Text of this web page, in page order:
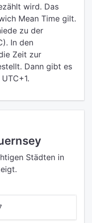
wird. Das
Mean Time gilt.
zu der
In den
Zeit zur
Dann gibt es
Städten in